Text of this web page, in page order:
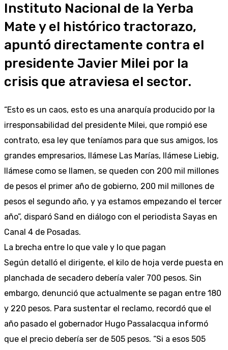
Instituto Nacional de la Yerba
Mate y el histórico tractorazo,
apuntó directamente contra el
presidente Javier Milei por la
crisis que atraviesa el sector.
“Esto es un caos, esto es una anarquía producido por la
irresponsabilidad del presidente Milei, que rompió ese
contrato, esa ley que teníamos para que sus amigos, los
grandes empresarios, llámese Las Marías, llámese Liebig,
llámese como se llamen, se queden con 200 mil millones
de pesos el primer año de gobierno, 200 mil millones de
pesos el segundo año, y ya estamos empezando el tercer
año”, disparó Sand en diálogo con el periodista Sayas en
Canal 4 de Posadas.
La brecha entre lo que vale y lo que pagan
Según detalló el dirigente, el kilo de hoja verde puesta en
planchada de secadero debería valer 700 pesos. Sin
embargo, denunció que actualmente se pagan entre 180
y 220 pesos. Para sustentar el reclamo, recordó que el
año pasado el gobernador Hugo Passalacqua informó
que el precio debería ser de 505 pesos. “Si a esos 505